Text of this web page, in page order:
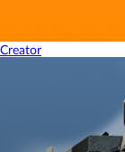
Creator